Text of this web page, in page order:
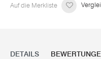
Auf die Merkliste
DETAILS